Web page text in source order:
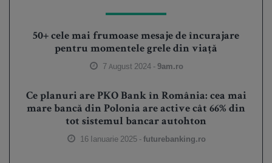
50+ cele mai frumoase mesaje de încurajare
pentru momentele grele din viață
7 August 2024 -9am.ro
Ce planuri are PKO Bank în România: cea mai
mare bancă din Polonia are active cât 66% din
tot sistemul bancar autohton
16 Ianuarie 2025 -futurebanking.ro